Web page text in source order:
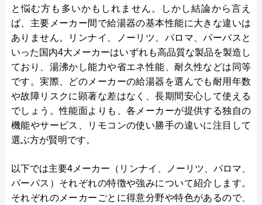
と悩む方も多いかもしれません。しかし結論から言え
ば、主要メーカー間で給湯器の基本性能に大きな違いは
ありません。リンナイ、ノーリツ、パロマ、パーパスと
いった国内4大メーカーはいずれも高品質な製品を製造し
ており、湯沸かし能力や省エネ性能、耐久性などは同等
です。実際、どのメーカーの給湯器を選んでも耐用年数
や故障リスクに顕著な差はなく、長期間安心して使える
でしょう。性能面よりも、各メーカーが提供する独自の
機能やサービス、リモコンの使い勝手の違いに注目して
選ぶ方が賢明です。
以下では主要4メーカー（リンナイ、ノーリツ、パロマ、
パーパス）それぞれの特徴や強みについて紹介します。
それぞれのメーカーごとに得意分野や特色があるので、